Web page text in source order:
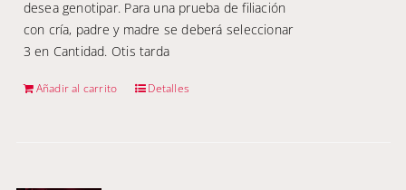
desea genotipar. Para una prueba de filiación
con cría, padre y madre se deberá seleccionar
3 en Cantidad. Otis tarda
Añadir al carrito Detalles